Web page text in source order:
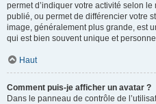
permet d’indiquer votre activité selon
publié, ou permet de différencier votre
image, généralement plus grande, est
qui est bien souvent unique et
Haut
Comment puis-je afficher un avatar ?
Dans le panneau de contrôle de